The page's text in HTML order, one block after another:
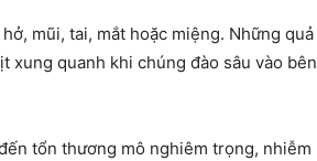
mũi, tai, mắt hoặc miệng. Những quả
xung quanh khi chúng đào sâu vào bên
tổn thương mô nghiêm trọng, nhiễm